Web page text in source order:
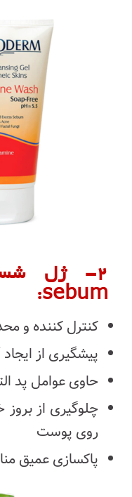
۲- ژل
sebum:
کنترل کننده و
پیشگیری از ایجاد
حاوی عوامل پد
چلوگیری از
روی پوست
پاکسازی عمیق